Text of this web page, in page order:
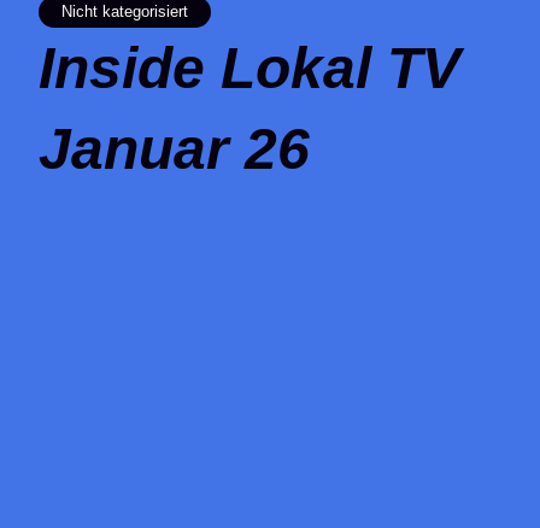
Nicht kategorisiert
Inside Lokal TV
Januar 26